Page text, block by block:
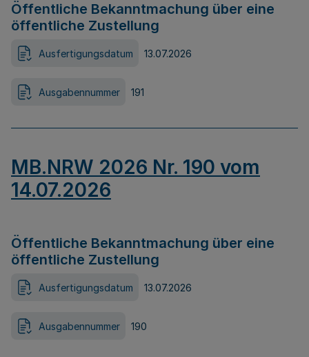
Öffentliche Bekanntmachung über eine
öffentliche Zustellung
Ausfertigungsdatum 13.07.2026
Ausgabennummer 191
MB.NRW 2026 Nr. 190 vom
14.07.2026
Öffentliche Bekanntmachung über eine
öffentliche Zustellung
Ausfertigungsdatum 13.07.2026
Ausgabennummer 190